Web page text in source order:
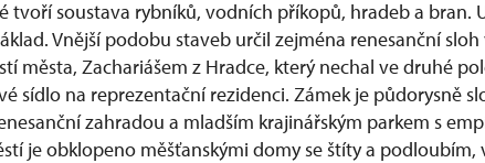
tvoří soustava rybníků, vodních příkopů, hradeb a bran.
Vnější podobu staveb určil zejména renesanční
města, Zachariášem z Hradce, který nechal ve druhé
sídlo na reprezentační rezidenci. Zámek je půdorysně
zahradou a mladším krajinářským parkem s
je obklopeno měšťanskými domy se štíty a podloubím,